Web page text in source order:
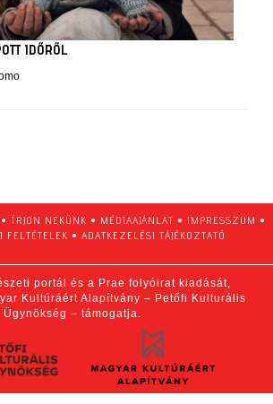
IDŐRŐL
• ÍRJON NEKÜNK • MÉDIAAJÁNLAT • IMPRESSZUM •
FELTÉTELEK • ADATKEZELÉSI TÁJÉKOZTATÓ
portál és a Prae folyóirat kiadását,
Kultúráért Alapítvány – Petőfi Kulturális
Ügynökség – támogatja.